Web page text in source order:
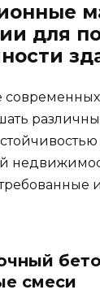
для
смеси